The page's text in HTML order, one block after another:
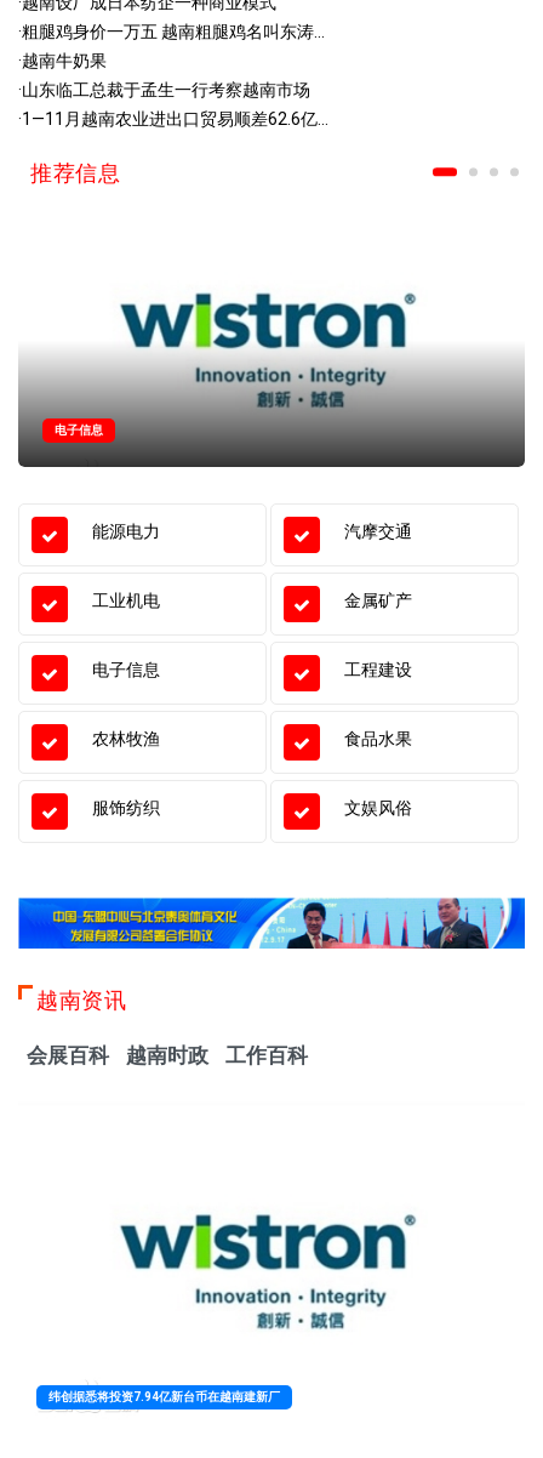
·粗腿鸡身价一万五 越南粗腿鸡名叫东涛...
·越南牛奶果
·山东临工总裁于孟生一行考察越南市场
·1—11月越南农业进出口贸易顺差62.6亿...
推荐信息
电子信息
能源电力 汽摩交通
工业机电 金属矿产
电子信息 工程建设
农林牧渔 食品水果
服饰纺织 文娱风俗
越南资讯
会展百科 越南时政 工作百科
纬创据悉将投资7.94亿新台币在越南建新厂